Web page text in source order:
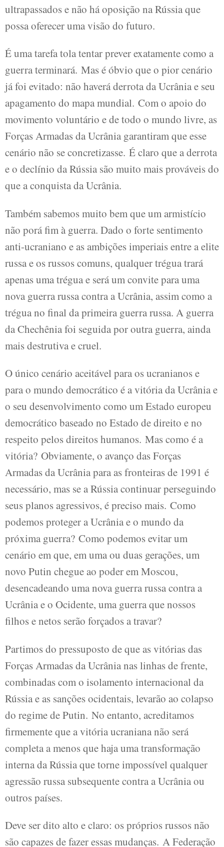
ultrapassados ​​e não há oposição na Rússia que
possa oferecer uma visão do futuro.
É uma tarefa tola tentar prever exatamente como a
guerra terminará. Mas é óbvio que o pior cenário
já foi evitado: não haverá derrota da Ucrânia e seu
apagamento do mapa mundial. Com o apoio do
movimento voluntário e de todo o mundo livre, as
Forças Armadas da Ucrânia garantiram que esse
cenário não se concretizasse. É claro que a derrota
e o declínio da Rússia são muito mais prováveis ​​do
que a conquista da Ucrânia.
Também sabemos muito bem que um armistício
não porá fim à guerra. Dado o forte sentimento
anti-ucraniano e as ambições imperiais entre a elite
russa e os russos comuns, qualquer trégua trará
apenas uma trégua e será um convite para uma
nova guerra russa contra a Ucrânia, assim como a
trégua no final da primeira guerra russa. A guerra
da Chechênia foi seguida por outra guerra, ainda
mais destrutiva e cruel.
O único cenário aceitável para os ucranianos e
para o mundo democrático é a vitória da Ucrânia e
o seu desenvolvimento como um Estado europeu
democrático baseado no Estado de direito e no
respeito pelos direitos humanos. Mas como é a
vitória? Obviamente, o avanço das Forças
Armadas da Ucrânia para as fronteiras de 1991 é
necessário, mas se a Rússia continuar perseguindo
seus planos agressivos, é preciso mais. Como
podemos proteger a Ucrânia e o mundo da
próxima guerra? Como podemos evitar um
cenário em que, em uma ou duas gerações, um
novo Putin chegue ao poder em Moscou,
desencadeando uma nova guerra russa contra a
Ucrânia e o Ocidente, uma guerra que nossos
filhos e netos serão forçados a travar?
Partimos do pressuposto de que as vitórias das
Forças Armadas da Ucrânia nas linhas de frente,
combinadas com o isolamento internacional da
Rússia e as sanções ocidentais, levarão ao colapso
do regime de Putin. No entanto, acreditamos
firmemente que a vitória ucraniana não será
completa a menos que haja uma transformação
interna da Rússia que torne impossível qualquer
agressão russa subsequente contra a Ucrânia ou
outros países.
Deve ser dito alto e claro: os próprios russos não
são capazes de fazer essas mudanças. A Federação